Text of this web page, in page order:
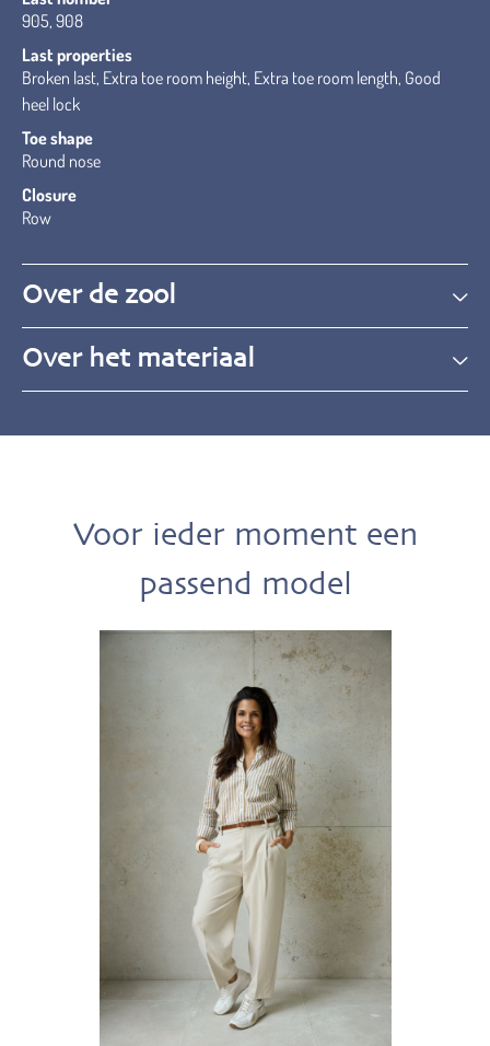
905, 908
Last properties
Broken last, Extra toe room height, Extra toe room length, Good
heel lock
Toe shape
Round nose
Closure
Row
Over de zool
Over het materiaal
Voor ieder moment een
passend model